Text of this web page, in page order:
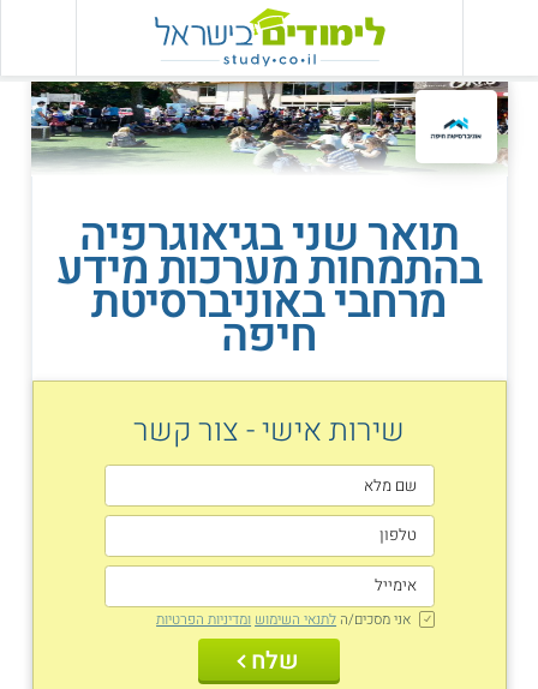
תואר שני בגיאוגרפיה
בהתמחות מערכות מידע
מרחבי באוניברסיטת
חיפה
שירות אישי - צור קשר
אני מסכים/ה לתנאי השימוש ומדיניות הפרטיות
שלח